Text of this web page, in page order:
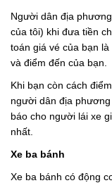
Người dân địa
của tôi) khi đưa tiền
toán giá vé của bạn
và điểm đến của bạn.
Khi bạn còn cách
người dân địa
báo cho người lái xe
nhất.
Xe ba bánh
Xe ba bánh có động